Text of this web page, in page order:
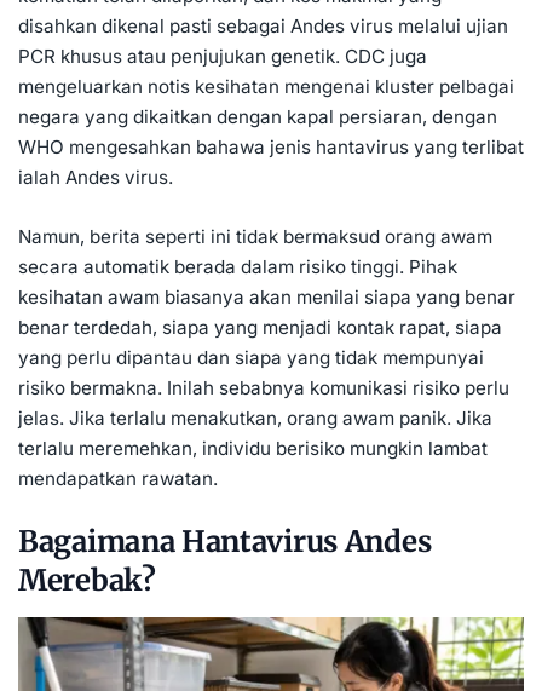
disahkan dikenal pasti sebagai Andes virus melalui ujian
PCR khusus atau penjujukan genetik. CDC juga
mengeluarkan notis kesihatan mengenai kluster pelbagai
negara yang dikaitkan dengan kapal persiaran, dengan
WHO mengesahkan bahawa jenis hantavirus yang terlibat
ialah Andes virus.
Namun, berita seperti ini tidak bermaksud orang awam
secara automatik berada dalam risiko tinggi. Pihak
kesihatan awam biasanya akan menilai siapa yang benar
benar terdedah, siapa yang menjadi kontak rapat, siapa
yang perlu dipantau dan siapa yang tidak mempunyai
risiko bermakna. Inilah sebabnya komunikasi risiko perlu
jelas. Jika terlalu menakutkan, orang awam panik. Jika
terlalu meremehkan, individu berisiko mungkin lambat
mendapatkan rawatan.
Bagaimana Hantavirus Andes
Merebak?